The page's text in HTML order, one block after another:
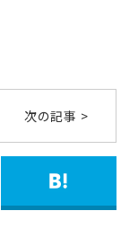
次の記事 >